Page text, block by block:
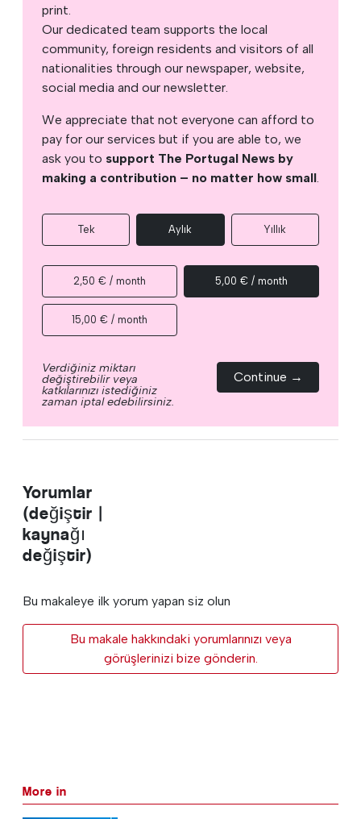
print.
Our dedicated team supports the local
community, foreign residents and visitors of all
nationalities through our newspaper, website,
social media and our newsletter.
We appreciate that not everyone can afford to
pay for our services but if you are able to, we
ask you to support The Portugal News by
making a contribution – no matter how small.
Tek Aylık Yıllık
2,50 € / month 5,00 € / month
15,00 € / month
Verdiğiniz miktarı
değiştirebilir veya
katkılarınızı istediğiniz
zaman iptal edebilirsiniz.
Continue →
Yorumlar
(değiştir |
kaynağı
değiştir)
Bu makaleye ilk yorum yapan siz olun
Bu makale hakkındaki yorumlarınızı veya
görüşlerinizi bize gönderin.
More in